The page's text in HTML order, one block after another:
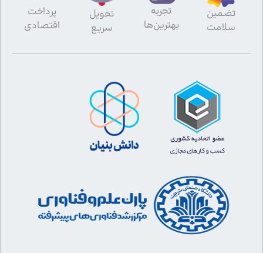
تضمین
سلامت
تجربه
بهترین‌ها
تحویل
سریع
پرداخت
اقتصادی